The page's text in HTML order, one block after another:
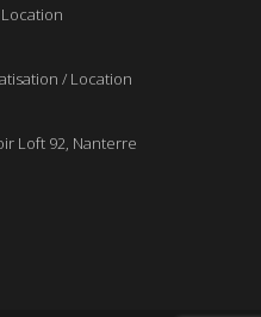
/ Location
Loft 92, Nanterre